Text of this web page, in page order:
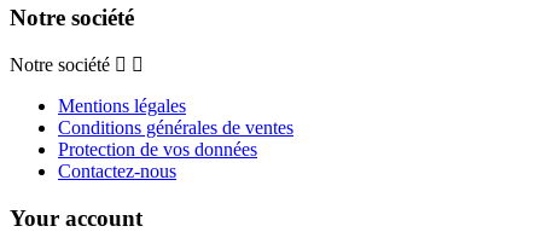
Notre société
Notre société
Mentions légales
Conditions générales de ventes
Protection de vos données
Contactez-nous
Your account